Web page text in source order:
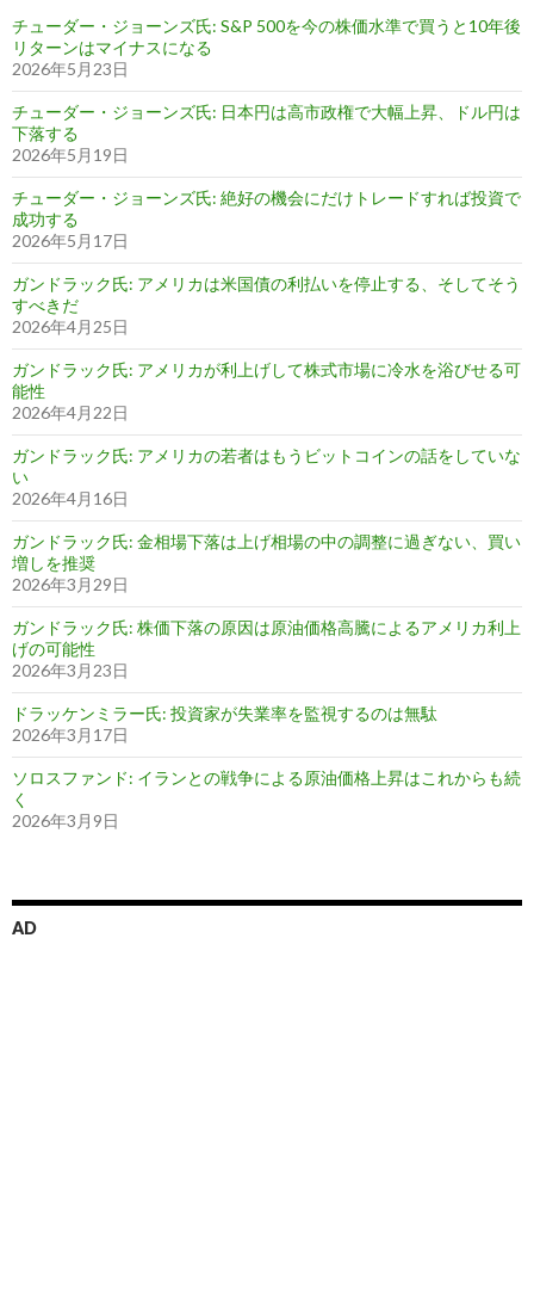
チューダー・ジョーンズ氏: S&P 500を今の株価水準で買うと10年後
リターンはマイナスになる
2026年5月23日
チューダー・ジョーンズ氏: 日本円は高市政権で大幅上昇、ドル円は
下落する
2026年5月19日
チューダー・ジョーンズ氏: 絶好の機会にだけトレードすれば投資で
成功する
2026年5月17日
ガンドラック氏: アメリカは米国債の利払いを停止する、そしてそう
すべきだ
2026年4月25日
ガンドラック氏: アメリカが利上げして株式市場に冷水を浴びせる可
能性
2026年4月22日
ガンドラック氏: アメリカの若者はもうビットコインの話をしていな
い
2026年4月16日
ガンドラック氏: 金相場下落は上げ相場の中の調整に過ぎない、買い
増しを推奨
2026年3月29日
ガンドラック氏: 株価下落の原因は原油価格高騰によるアメリカ利上
げの可能性
2026年3月23日
ドラッケンミラー氏: 投資家が失業率を監視するのは無駄
2026年3月17日
ソロスファンド: イランとの戦争による原油価格上昇はこれからも続
く
2026年3月9日
AD